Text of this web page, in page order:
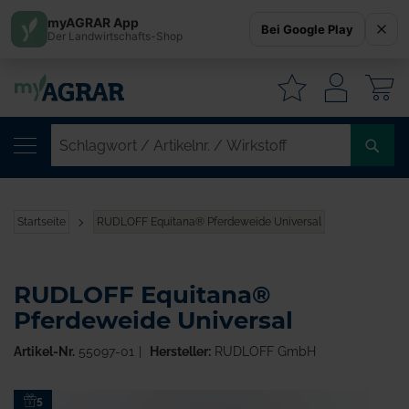
Startseite RUDLOFF Equitana® Pferdeweide Universal
Zum5
RUDLOFF Equitana®
Pferdeweide Universal
Artikel-Nr. 55097-01 Hersteller:RUDLOFF GmbH
myAGRAR App
Der Landwirtschafts-Shop Bei Google Play